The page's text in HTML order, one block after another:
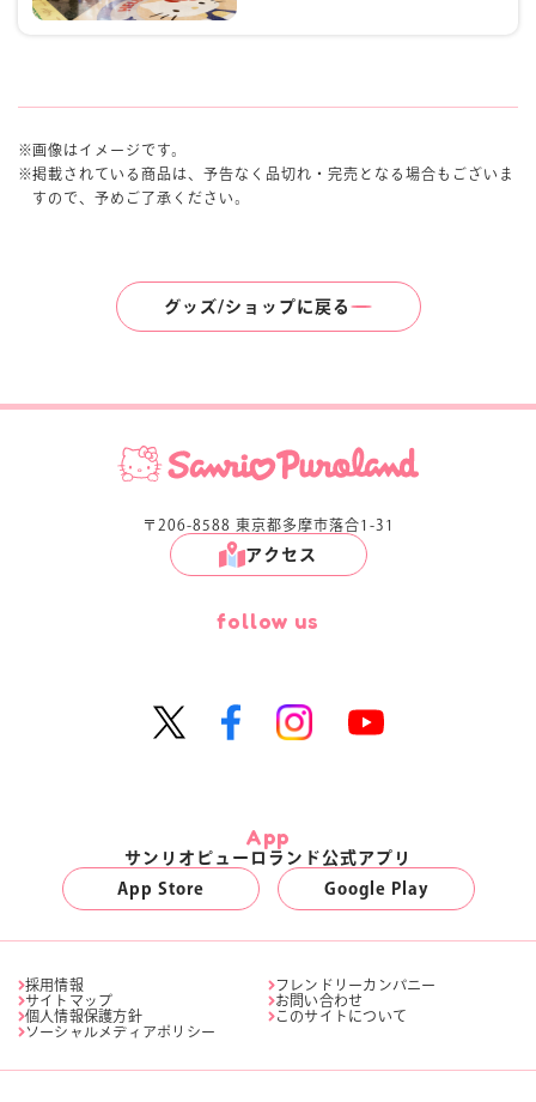
画像はイメージです。
掲載されている商品は、予告なく品切れ・完売となる場合もございま
すので、予めご了承ください。
グッズ/ショップに戻る
〒206-8588 東京都多摩市落合1-31
アクセス
follow us
App
サンリオピューロランド公式アプリ
App Store
Google Play
採用情報
フレンドリーカンパニー
サイトマップ
お問い合わせ
個人情報保護方針
このサイトについて
ソーシャルメディアポリシー